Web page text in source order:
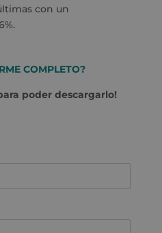
con un
COMPLETO?
poder descargarlo!